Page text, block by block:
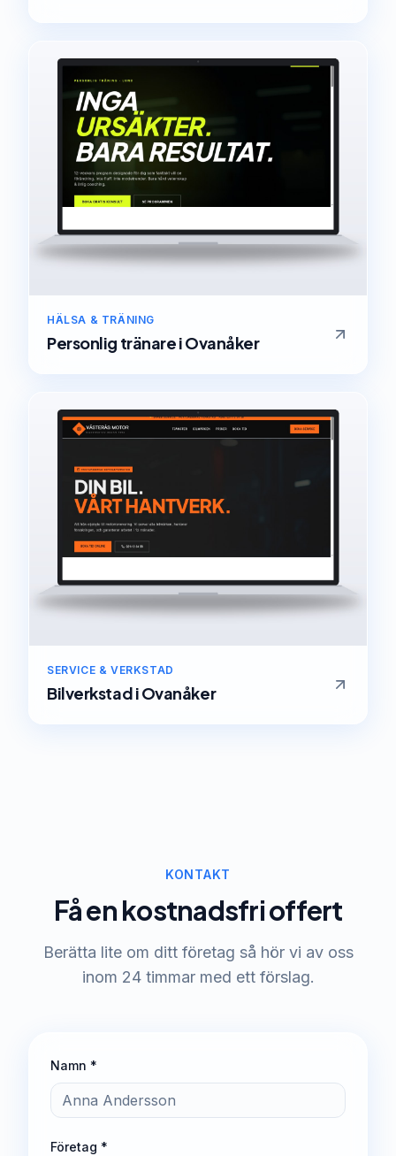
HÄLSA & TRÄNING
Personlig tränareiOvanåker
SERVICE & VERKSTAD
BilverkstadiOvanåker
KONTAKT
Få en kostnadsfri offert
Berätta lite om ditt företag så hör vi av oss
inom 24 timmar med ett förslag.
Namn *
Företag *